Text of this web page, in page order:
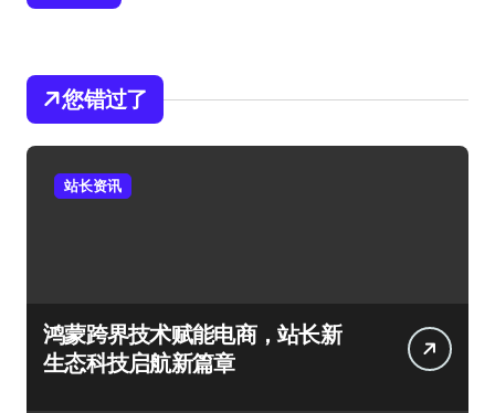
您错过了
站长资讯
鸿蒙跨界技术赋能电商，站长新
生态科技启航新篇章